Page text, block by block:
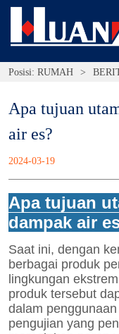
Posisi: RUMAH >
Apa tujuan
air es?
2024-03-19